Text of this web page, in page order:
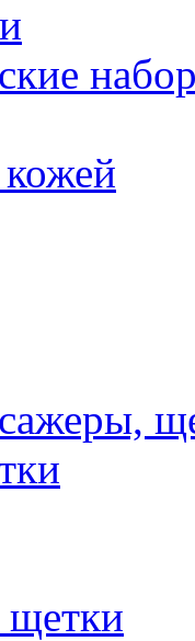
щетки